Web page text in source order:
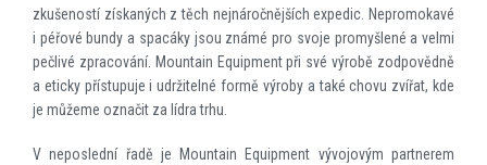
zkušeností získaných z těch nejnáročnějších expedic. Nepromokavé
i péřové bundy a spacáky jsou známé pro svoje promyšlené a velmi
pečlivé zpracování. Mountain Equipment při své výrobě zodpovědně
a eticky přístupuje i udržitelné formě výroby a také chovu zvířat, kde
je můžeme označit za lídra trhu.
V neposlední řadě je Mountain Equipment vývojovým partnerem